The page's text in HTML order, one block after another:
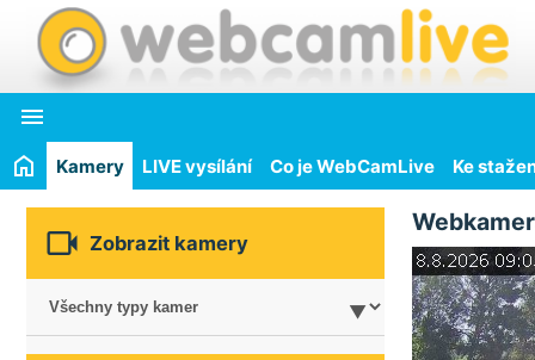

Kamery LIVE vysílání Co je WebCamLive Ke
 Zobrazit kamery